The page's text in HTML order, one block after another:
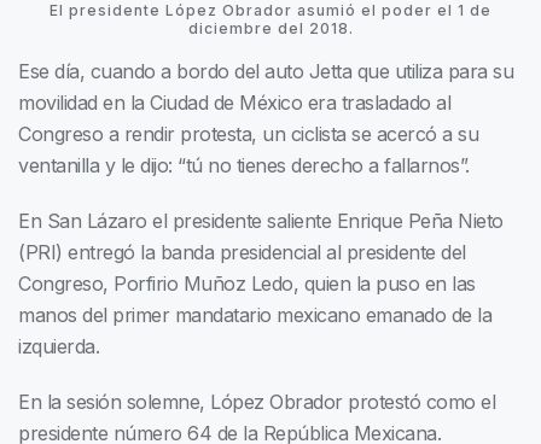
El presidente López Obrador asumió el poder el 1 de
diciembre del 2018.
Ese día, cuando a bordo del auto Jetta que utiliza para su
movilidad en la Ciudad de México era trasladado al
Congreso a rendir protesta, un ciclista se acercó a su
ventanilla y le dijo: “tú no tienes derecho a fallarnos”.
En San Lázaro el presidente saliente Enrique Peña Nieto
(PRI) entregó la banda presidencial al presidente del
Congreso, Porfirio Muñoz Ledo, quien la puso en las
manos del primer mandatario mexicano emanado de la
izquierda.
En la sesión solemne, López Obrador protestó como el
presidente número 64 de la República Mexicana.